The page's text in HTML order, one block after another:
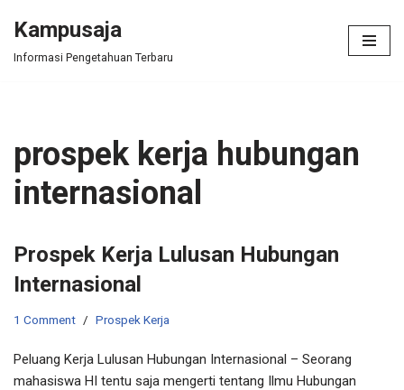
Skip
Kampusaja
Informasi Pengetahuan Terbaru
prospek kerja hubungan
internasional
Prospek Kerja Lulusan Hubungan
Internasional
1 Comment Prospek Kerja
Peluang Kerja Lulusan Hubungan Internasional – Seorang
mahasiswa HI tentu saja mengerti tentang Ilmu Hubungan